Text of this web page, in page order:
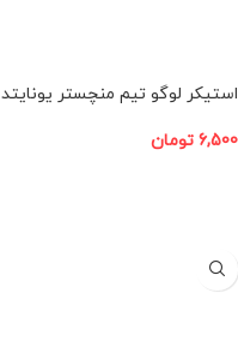
استیکر لوگو تیم منچستر یونایتد
6,500 تومان